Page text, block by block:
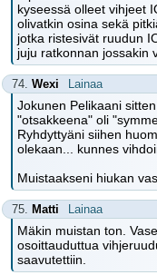
kyseessä olleet vihjeet
olivatkin osina sekä
jotka ristesivät ruudun
juju ratkonnan jossakin
74. Wexi Lainaa
Jokunen Pelikaani
"otsakkeena" oli
Ryhdyttyäni siihen
olekaan... kunnes
Muistaakseni hiukan
75. Matti Lainaa
Mäkin muistan ton.
osoittauduttua
saavutettiin.